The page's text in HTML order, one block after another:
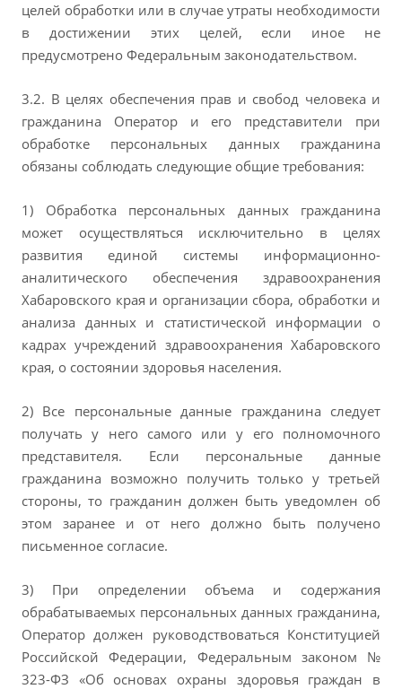
целей обработки или в случае утраты необходимости
в достижении этих целей, если иное не
предусмотрено Федеральным законодательством.
3.2. В целях обеспечения прав и свобод человека и
гражданина Оператор и его представители при
обработке персональных данных гражданина
обязаны соблюдать следующие общие требования:
1) Обработка персональных данных гражданина
может осуществляться исключительно в целях
развития единой системы информационно-
аналитического обеспечения здравоохранения
Хабаровского края и организации сбора, обработки и
анализа данных и статистической информации о
кадрах учреждений здравоохранения Хабаровского
края, о состоянии здоровья населения.
2) Все персональные данные гражданина следует
получать у него самого или у его полномочного
представителя. Если персональные данные
гражданина возможно получить только у третьей
стороны, то гражданин должен быть уведомлен об
этом заранее и от него должно быть получено
письменное согласие.
3) При определении объема и содержания
обрабатываемых персональных данных гражданина,
Оператор должен руководствоваться Конституцией
Российской Федерации, Федеральным законом №
323-ФЗ «Об основах охраны здоровья граждан в